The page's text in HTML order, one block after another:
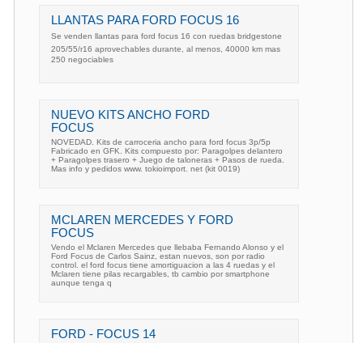
LLANTAS PARA FORD FOCUS 16
Se venden llantas para ford focus 16 con ruedas bridgestone
205/55/r16 aprovechables durante, al menos, 40000 km mas
250 negociables
NUEVO KITS ANCHO FORD
FOCUS
NOVEDAD. Kits de carroceria ancho para ford focus 3p/5p
Fabricado en GFK. Kits compuesto por: Paragolpes delantero
+ Paragolpes trasero + Juego de taloneras + Pasos de rueda.
Mas info y pedidos www. tokioimport. net (kit 0019)
MCLAREN MERCEDES Y FORD
FOCUS
Vendo el Mclaren Mercedes que llebaba Fernando Alonso y el
Ford Focus de Carlos Sainz, estan nuevos, son por radio
control. el ford focus tiene amortiguacion a las 4 ruedas y el
Mclaren tiene pilas recargables, tb cambio por smartphone
aunque tenga q
FORD - FOCUS 14